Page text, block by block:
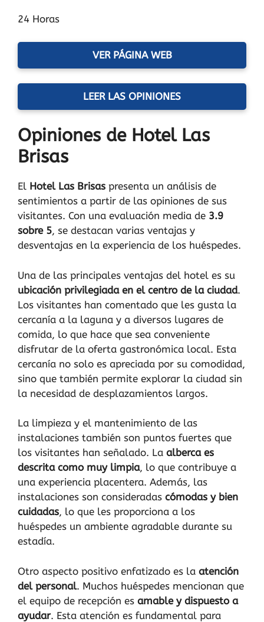
24 Horas
VER PÁGINA WEB
LEER LAS OPINIONES
Opiniones de Hotel Las
Brisas
El Hotel Las Brisas presenta un análisis de
sentimientos a partir de las opiniones de sus
visitantes. Con una evaluación media de 3.9
sobre 5, se destacan varias ventajas y
desventajas en la experiencia de los huéspedes.
Una de las principales ventajas del hotel es su
ubicación privilegiada en el centro de la ciudad.
Los visitantes han comentado que les gusta la
cercanía a la laguna y a diversos lugares de
comida, lo que hace que sea conveniente
disfrutar de la oferta gastronómica local. Esta
cercanía no solo es apreciada por su comodidad,
sino que también permite explorar la ciudad sin
la necesidad de desplazamientos largos.
La limpieza y el mantenimiento de las
instalaciones también son puntos fuertes que
los visitantes han señalado. La alberca es
descrita como muy limpia, lo que contribuye a
una experiencia placentera. Además, las
instalaciones son consideradas cómodas y bien
cuidadas, lo que les proporciona a los
huéspedes un ambiente agradable durante su
estadía.
Otro aspecto positivo enfatizado es la atención
del personal. Muchos huéspedes mencionan que
el equipo de recepción es amable y dispuesto a
ayudar. Esta atención es fundamental para